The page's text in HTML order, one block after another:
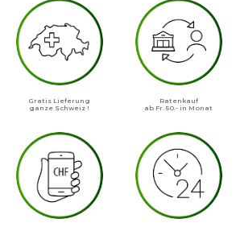
Gratis Lieferung
ganze Schweiz !
Ratenkauf
ab Fr. 50.- in Monat